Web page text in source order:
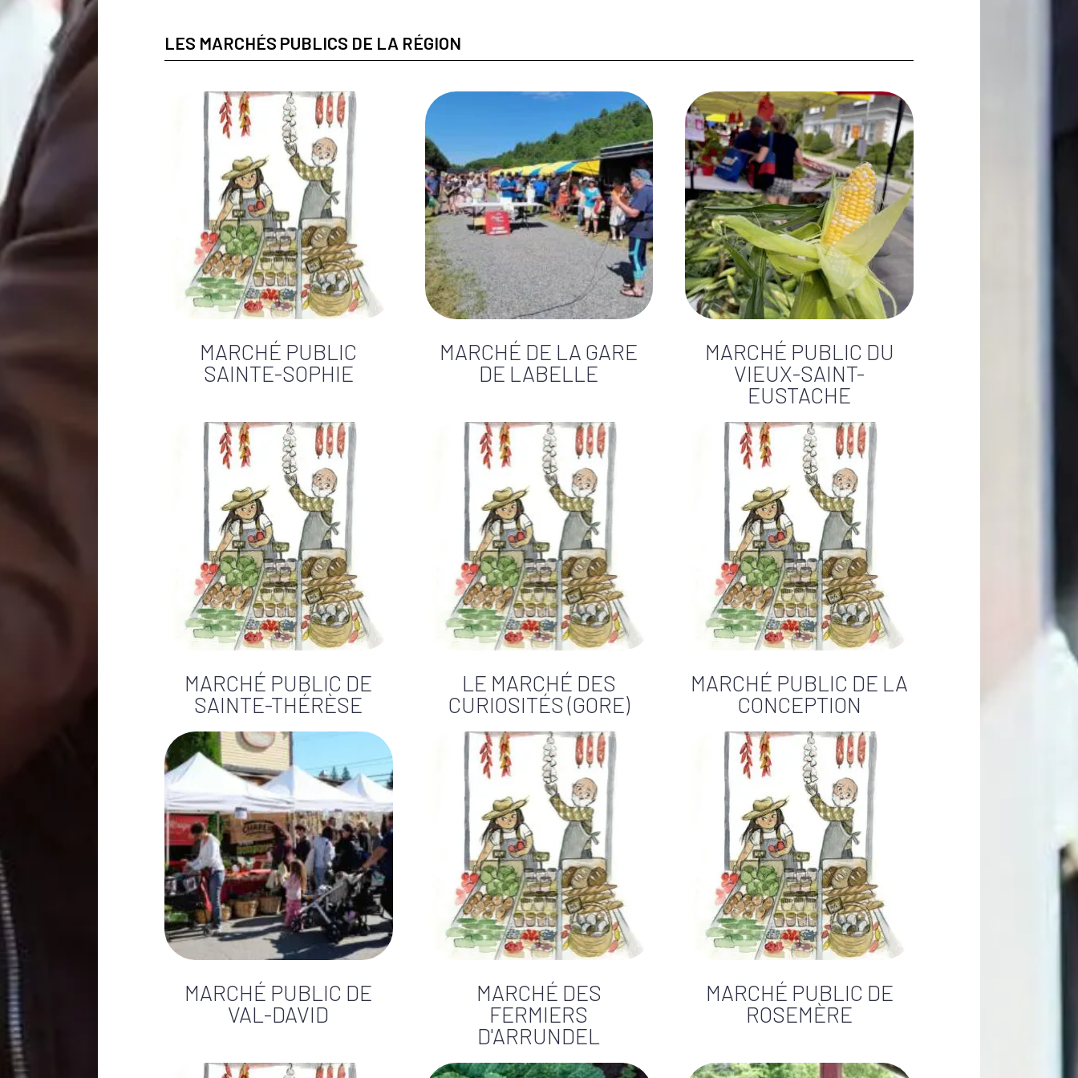
LES MARCHÉS PUBLICS DE LA RÉGION
MARCHÉ PUBLIC
SAINTE-SOPHIE
MARCHÉ DE LA GARE
DE LABELLE
MARCHÉ PUBLIC DU
VIEUX-SAINT-
EUSTACHE
MARCHÉ PUBLIC DE
SAINTE-THÉRÈSE
LE MARCHÉ DES
CURIOSITÉS (GORE)
MARCHÉ PUBLIC DE LA
CONCEPTION
MARCHÉ PUBLIC DE
VAL-DAVID
MARCHÉ DES
FERMIERS
D'ARRUNDEL
MARCHÉ PUBLIC DE
ROSEMÈRE